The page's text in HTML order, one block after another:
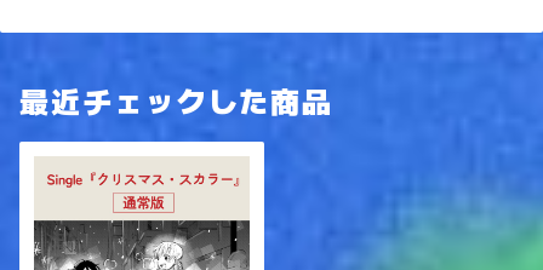
最近チェックした商品